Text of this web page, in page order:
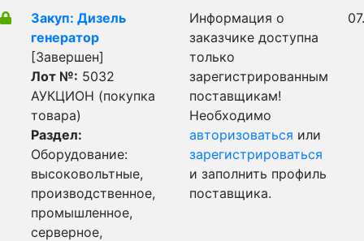
Закуп: Дизель
генератор
[Завершен]
Лот №: 5032
АУКЦИОН (покупка
товара)
Раздел:
Оборудование:
высоковольтные,
производственное,
промышленное,
серверное,
Информация о
заказчике доступна
только
зарегистрированным
поставщикам!
Необходимо
авторизоваться или
зарегистрироваться
и заполнить профиль
поставщика.